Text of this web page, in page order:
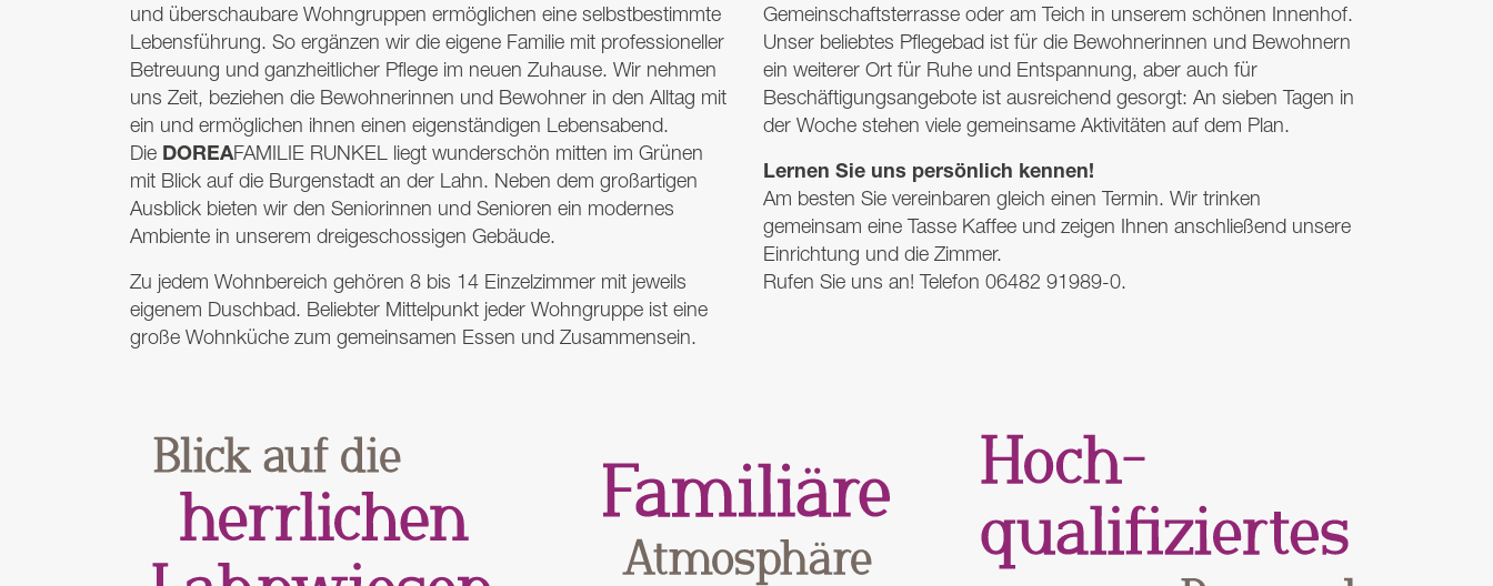
und überschaubare Wohngruppen ermöglichen eine selbstbestimmte
Lebensführung. So ergänzen wir die eigene Familie mit professioneller
Betreuung und ganzheitlicher Pflege im neuen Zuhause. Wir nehmen
uns Zeit, beziehen die Bewohnerinnen und Bewohner in den Alltag mit
ein und ermöglichen ihnen einen eigenständigen Lebensabend.
Die DOREAFAMILIE RUNKEL
liegt wunderschön mitten im Grünen
mit Blick auf die Burgenstadt an der Lahn. Neben dem großartigen
Ausblick bieten wir den Seniorinnen und Senioren ein modernes
Ambiente in unserem dreigeschossigen Gebäude.
Zu jedem Wohnbereich gehören 8 bis 14 Einzelzimmer mit jeweils
eigenem Duschbad. Beliebter Mittelpunkt jeder Wohngruppe ist eine
große Wohnküche zum gemeinsamen Essen und Zusammensein.
Gemeinschaftsterrasse oder am Teich in unserem schönen Innenhof.
Unser beliebtes Pflegebad ist für die Bewohnerinnen und Bewohnern
ein weiterer Ort für Ruhe und Entspannung, aber auch für
Beschäftigungsangebote ist ausreichend gesorgt: An sieben Tagen in
der Woche stehen viele gemeinsame Aktivitäten auf dem Plan.
Lernen Sie uns persönlich kennen!
Am besten Sie vereinbaren gleich einen Termin. Wir trinken
gemeinsam eine Tasse Kaffee und zeigen Ihnen anschließend unsere
Einrichtung und die Zimmer.
Rufen Sie uns an! Telefon 06482 91989-0.